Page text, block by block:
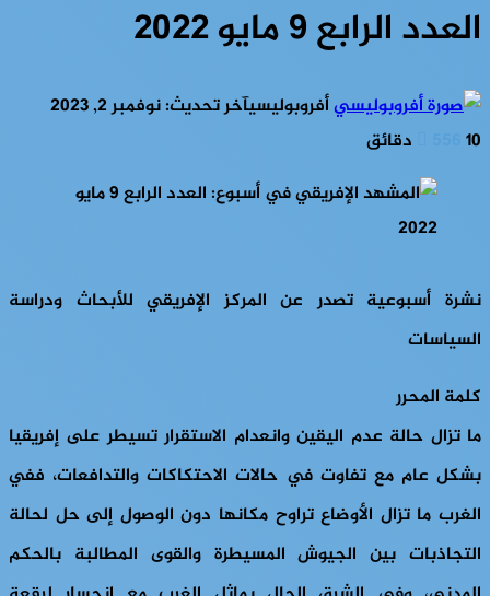
العدد الرابع 9 مايو 2022
أفروبوليسيآخر تحديث: نوفمبر 2, 2023
10 دقائق
نشرة أسبوعية تصدر عن المركز الإفريقي للأبحاث ودراسة
السياسات
كلمة المحرر
ما تزال حالة عدم اليقين وانعدام الاستقرار تسيطر على إفريقيا
بشكل عام مع تفاوت في حالات الاحتكاكات والتدافعات، ففي
الغرب ما تزال الأوضاع تراوح مكانها دون الوصول إلى حل لحالة
التجاذبات بين الجيوش المسيطرة والقوى المطالبة بالحكم